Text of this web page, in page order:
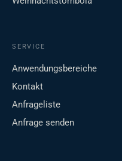
SERVICE
Anwendungsbereiche
Kontakt
Anfrageliste
Anfrage senden